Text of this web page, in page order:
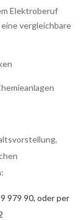
Elektroberuf
vergleichbare
979 90, oder per